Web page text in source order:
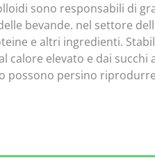
sono responsabili di
bevande. nel settore
e altri ingredienti.
calore elevato e dai succhi
possono persino